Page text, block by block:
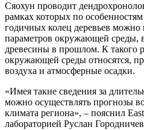
Сяохун проводит
рамках которых по
годичных колец деревьев можно
параметров окружающей среды,
древесины в прошлом. К такого
окружающей среды относятся,
воздуха и атмосферные осадки.
«Имея такие сведения за
можно осуществлять прогнозы
климата региона», – пояснил
лабораторией Руслан